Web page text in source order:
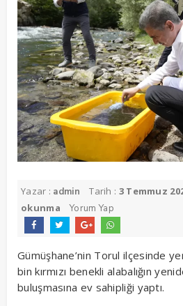
Yazar : admin Tarih : 3 Temmuz
okunma
Yorum Yap
Gümüşhane’nin Torul ilçesinde
bin kırmızı benekli alabalığın
buluşmasına ev sahipliği yaptı.